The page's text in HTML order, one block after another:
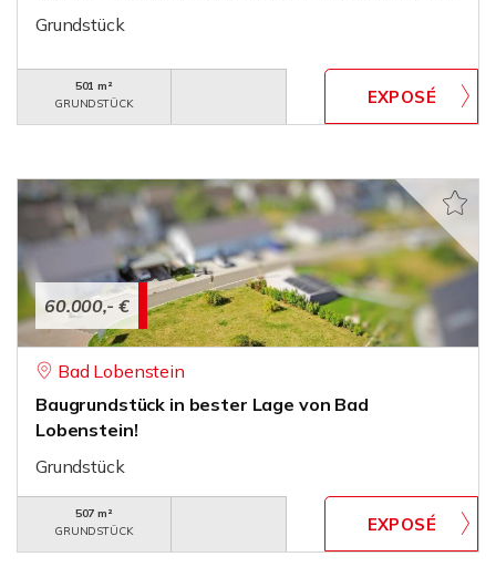
Grundstück
501 m²
GRUNDSTÜCK
60.000,- €
Bad Lobenstein
Baugrundstück in bester Lage von Bad
Lobenstein!
Grundstück
507 m²
GRUNDSTÜCK